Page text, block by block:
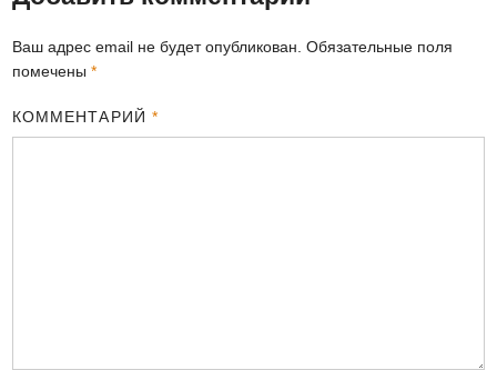
Ваш адрес email не будет опубликован. Обязательные поля
помечены*
КОММЕНТАРИЙ *